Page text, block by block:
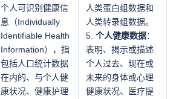
个人可识别健康信
息（Individually
Identifiable Health
Information），指
包括人口统计数据
在内的、与个人健
康状况、健康护理
人类蛋白组数据和
人类转录组数据。
5. 个人健康数据：
表明、揭示或描述
个人过去、现在或
未来的身体或心理
健康状况、医疗提